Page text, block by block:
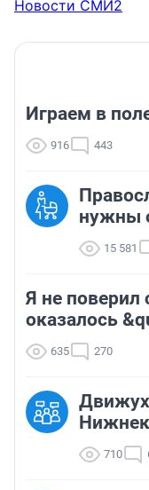
Новости СМИ2
Играем в
916 443
нужны
15 581
Я не поверил
оказалось
635 270
710